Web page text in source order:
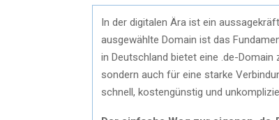
In der digitalen Ära ist ein
ausgewählte Domain ist das
in Deutschland bietet eine .de-
sondern auch für eine starke
schnell, kostengünstig und